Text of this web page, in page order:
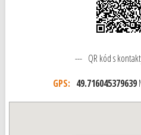
--- QR kód s
GPS: 49.716045379639